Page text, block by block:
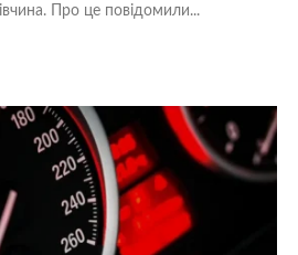
Про це повідомили...